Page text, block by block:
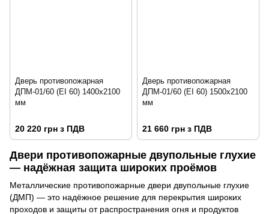
Дверь противопожарная
ДПМ-01/60 (EI 60) 1400х2100
мм
20 220 грн з ПДВ
Дверь противопожарная
ДПМ-01/60 (EI 60) 1500х2100
мм
21 660 грн з ПДВ
Двери противопожарные двупольные глухие
— надёжная защита широких проёмов
Металлические противопожарные двери двупольные глухие
(ДМП) — это надёжное решение для перекрытия широких
проходов и защиты от распространения огня и продуктов